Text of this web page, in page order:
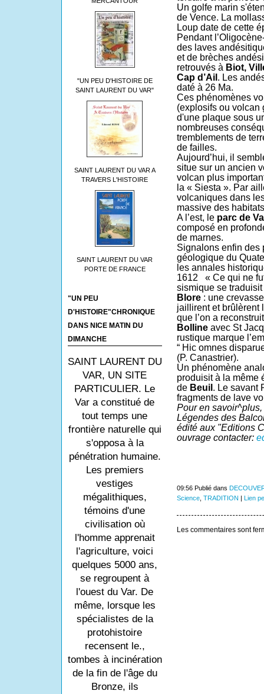
"UN PEU D'HISTOIRE DE
SAINT LAURENT DU VAR"
SAINT LAURENT DU VAR A
TRAVERS L'HISTOIRE
SAINT LAURENT DU VAR
PORTE DE FRANCE
"UN PEU
D'HISTOIRE"CHRONIQUE
DANS NICE MATIN DU
DIMANCHE
SAINT LAURENT DU
VAR, UN SITE
PARTICULIER. Le
Var a constitué de
tout temps une
frontière naturelle qui
s'opposa à la
pénétration humaine.
Les premiers
vestiges
mégalithiques,
témoins d'une
civilisation où
l'homme apprenait
l'agriculture, voici
quelques 5000 ans,
se regroupent à
l'ouest du Var. De
même, lorsque les
spécialistes de la
protohistoire
recensent le.,
tombes à incinération
de la fin de l'âge du
Bronze, ils
Un golfe marin
de Vence. La
Loup date de cette
Pendant
des laves
et de brèches
retrouvés à Biot,
Cap d’Ail . Les
daté à 26 Ma.
Ces phénomènes
(explosifs ou volcan
d'une plaque sous
nombreuses
tremblements de
de failles.
Aujourd’hui, il
situe sur un ancien
volcan plus
la « Siesta ». Par
volcaniques dans
massive des
A l’est, le parc de
composé en
de marnes.
Signalons enfin des
géologique du
les annales
1612
« Ce qui ne
sismique se
Blore: une
jaillirent et brûlèrent
que l’on a
Bolline avec St
rustique marque
“ Hic omnes
(P. Canastrier).
Un phénomène
produisit à la même
de Beuil . Le savant
fragments de lave
Pour en
Légendes des
édité aux "Editions
ouvrage contacter:
09:56 Publié dans
Science, TRADITION Lien
Les commentaires sont